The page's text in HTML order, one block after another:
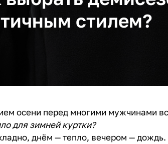
стилем?
осени перед многими мужчинами
для зимней куртки?
днём — тепло, вечером —